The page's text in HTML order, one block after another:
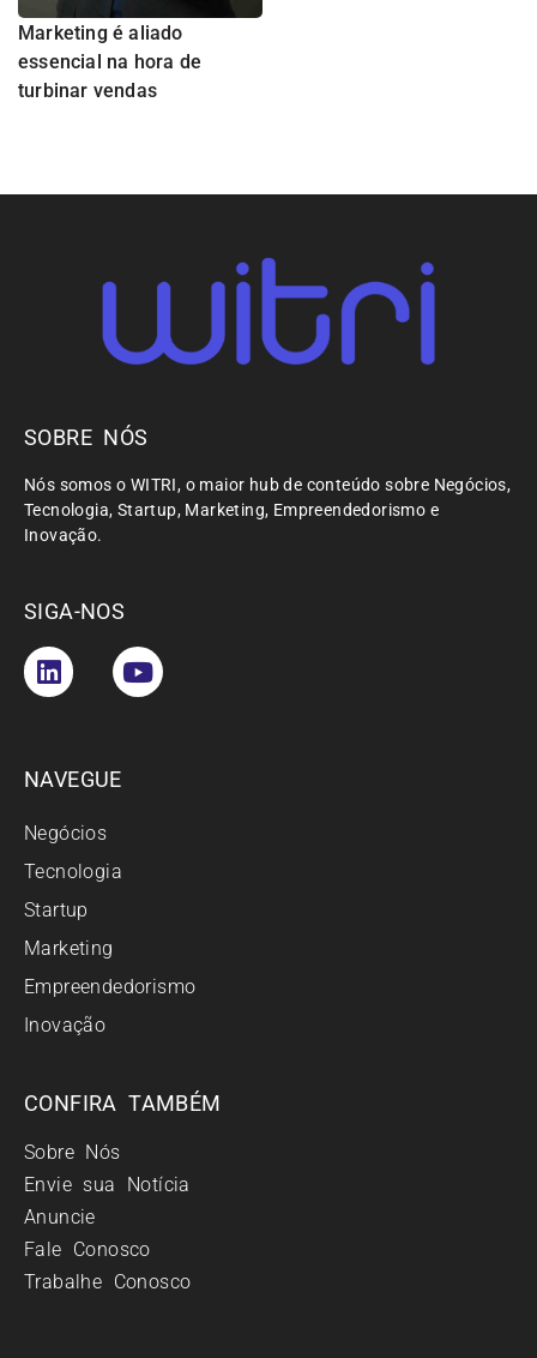
Marketing é aliado
essencial na hora de
turbinar vendas
SOBRE NÓS
Nós somos o WITRI, o maior hub de conteúdo sobre Negócios,
Tecnologia, Startup, Marketing, Empreendedorismo e
Inovação.
SIGA-NOS
NAVEGUE
Negócios
Tecnologia
Startup
Marketing
Empreendedorismo
Inovação
CONFIRA TAMBÉM
Sobre Nós
Envie sua Notícia
Anuncie
Fale Conosco
Trabalhe Conosco